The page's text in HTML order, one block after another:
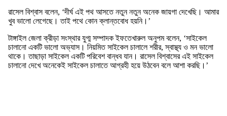
রাসেল বিশ্বাস বলেন, ‘দীর্ঘ এই পথ আসতে নতুন নতুন অনেক জায়গা দেখেছি। আমার
খুব ভালো লেগেছে। তাই পথে কোন ক্লান্তবোধ হয়নি।’
টাঙ্গাইল জেলা ক্রীড়া সংস্থার যুগ্ম সম্পাদক ইফতেখারুল অনুপম বলেন, ‘সাইকেল
চালানো একটি ভালো অভ্যাস। নিয়মিত সাইকেল চালালে শরীর, স্বাস্থ্য ও মন ভালো
থাকে। তাছাড়া সাইকেল একটি পরিবেশ বান্ধব যান। রাসেল বিশ্বাসের এই সাইকেল
চালানো দেখে অনেকেই সাইকেল চালাতে আগ্রহী হয়ে উঠবেন বলে আশা করছি।’